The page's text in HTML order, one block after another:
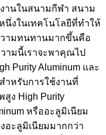
านในสนามกีฬา สนาม
นึ่งในเทคโนโลยีที่ทำให้
ามทนทานมากขึ้นคือ
ามนี้เราจะพาคุณไป
Purity Aluminum และ
ำหรับการใช้งานที่
ง High Purity
หรืออะลูมิเนียม
อะลูมิเนียมมากกว่า